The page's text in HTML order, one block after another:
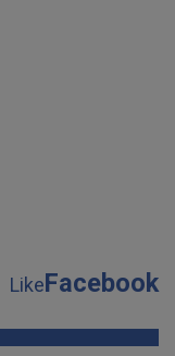
LikeFacebook